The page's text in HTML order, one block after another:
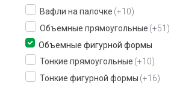
Вафли на палочке +10
Объемные прямоугольные +51
Объемные фигурной формы
Тонкие прямоугольные +10
Тонкие фигурной формы +16